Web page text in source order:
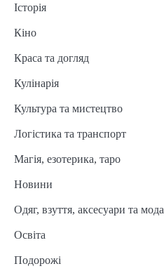
Історія
Кіно
Краса та догляд
Кулінарія
Культура та мистецтво
Логістика та транспорт
Магія, езотерика, таро
Новини
Одяг, взуття, аксесуари та мода
Освіта
Подорожі